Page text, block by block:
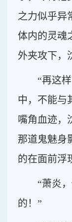
之力似乎异
体内的灵魂
外夹攻下，
“再这
中，不能
嘴角血迹，
那道鬼魅身
的在面前浮
“萧炎
的！”